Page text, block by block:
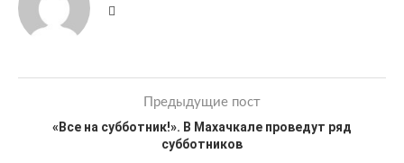
Предыдущие пост
«Все на субботник!». В Махачкале проведут ряд
субботников